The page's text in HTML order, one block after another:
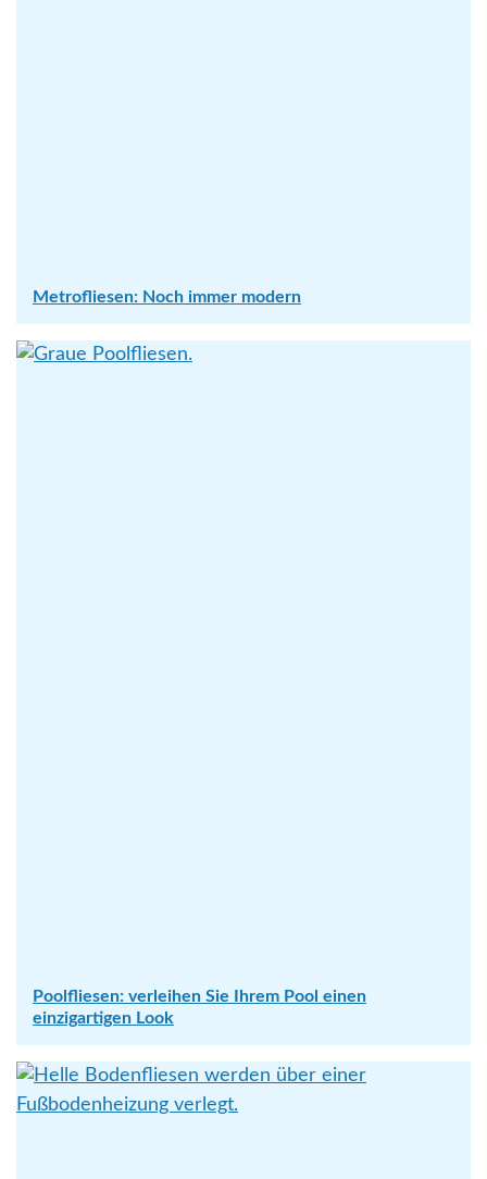
Metrofliesen: Noch immer modern
Poolfliesen: verleihen Sie Ihrem Pool einen
einzigartigen Look